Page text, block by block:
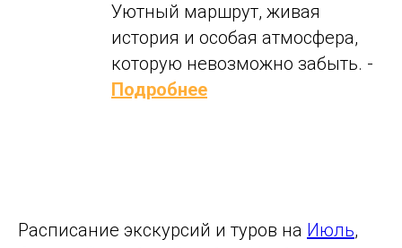
Уютный маршрут, живая
история и особая атмосфера,
которую невозможно забыть. -
Подробнее
Расписание экскурсий и туров на Июль,